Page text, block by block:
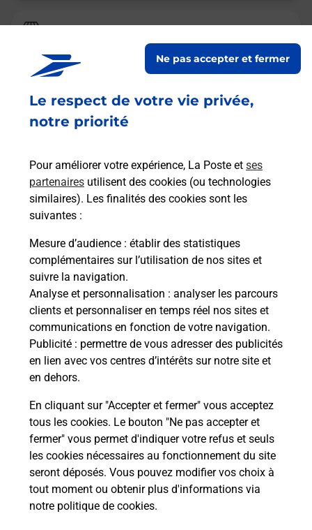
Le respect de votre vie privée,
notre priorité
Pour améliorer votre expérience, La Poste et ses
partenaires utilisent des cookies (ou technologies
similaires). Les finalités des cookies sont les
suivantes :
Mesure d’audience : établir des statistiques
complémentaires sur l’utilisation de nos sites et
suivre la navigation.
Analyse et personnalisation : analyser les parcours
clients et personnaliser en temps réel nos sites et
communications en fonction de votre navigation.
Publicité : permettre de vous adresser des publicités
en lien avec vos centres d’intérêts sur notre site et
en dehors.
En cliquant sur "Accepter et fermer" vous acceptez
tous les cookies. Le bouton "Ne pas accepter et
fermer" vous permet d'indiquer votre refus et seuls
les cookies nécessaires au fonctionnement du site
seront déposés. Vous pouvez modifier vos choix à
tout moment ou obtenir plus d'informations via
notre politique de cookies.
Ne pas accepter et fermer
La Poste
jusqu'à 12h00
22 RUE ADRIEN MICHAUT
54120 BACCARAT
Malin !
La Poste
en ligne
Ouvert 24h/24
En savoir plus
BACCARAT
CONSIGNE PICKUP BACCARAT